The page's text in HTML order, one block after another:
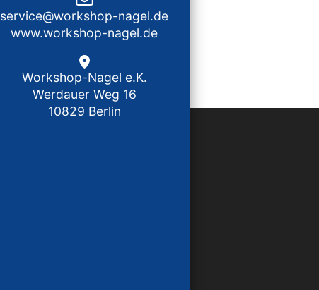
service@workshop-nagel.de
www.workshop-nagel.de
Workshop-Nagel e.K.
Werdauer Weg 16
10829 Berlin